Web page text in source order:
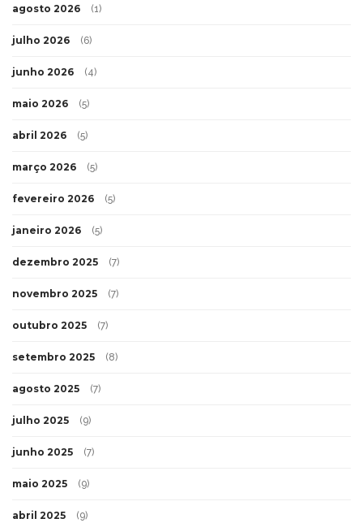
agosto 2026 (1)
julho 2026 (6)
junho 2026 (4)
maio 2026 (5)
abril 2026 (5)
março 2026 (5)
fevereiro 2026 (5)
janeiro 2026 (5)
dezembro 2025 (7)
novembro 2025 (7)
outubro 2025 (7)
setembro 2025 (8)
agosto 2025 (7)
julho 2025 (9)
junho 2025 (7)
maio 2025 (9)
abril 2025 (9)